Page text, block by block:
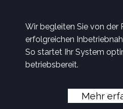
Wir begleiten Sie von der
erfolgreichen
So startet Ihr System
betriebsbereit.